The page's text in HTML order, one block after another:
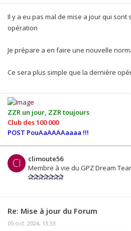
Il y a eu pas mal de mise a jour qui
opération
Je prépare a en faire une nouvelle
Ce sera plus simple que la dernière
ZZR un jour, ZZR toujours
Club des 100 000
POST PouAaAAAAaaaa !!!
Cl
climoute56
Membre à vie du GPZ Dream
Re: Mise à jour du Forum
05 oct. 2024, 13:33